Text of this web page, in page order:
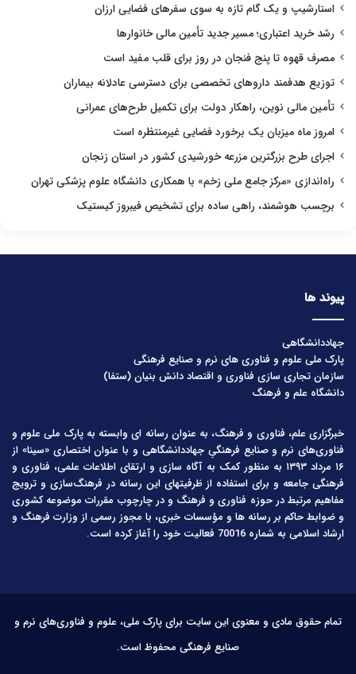
استارشیپ و یک گام تازه به سوی سفرهای فضایی ارزان
رشد خرید اعتباری؛ مسیر جدید تأمین مالی خانوارها
مصرف قهوه تا پنج فنجان در روز برای قلب مفید است
توزیع هدفمند داروهای تخصصی برای دسترسی عادلانه بیماران
تأمین مالی نوین، راهکار دولت برای تکمیل طرح‌های عمرانی
امروز ماه میزبان یک برخورد فضایی غیرمنتظره است
اجرای طرح بزرگترین مزرعه خورشیدی کشور در استان زنجان
راه‌اندازی «مرکز جامع ملی زخم» با همکاری دانشگاه علوم پزشکی تهران
برچسب هوشمند، راهی ساده برای تشخیص فیبروز کیستیک
پیوند ها
جهاددانشگاهی
پارک ملی علوم و فناوری های نرم و صنایع فرهنگی
سازمان تجاری سازی فناوری و اقتصاد دانش بنیان (ستفا)
دانشگاه علم و فرهنگ
خبرگزاری علم، فناوری و فرهنگ، به عنوان رسانه ای وابسته به پارک ملی علوم و
فناوری‌های نرم و صنایع فرهنگیِ جهاددانشگاهی و با عنوان اختصاری «سینا» از
۱۶ مرداد ۱۳۹۳ به منظور کمک به آگاه سازی و ارتقای اطلاعات علمی، فناوری و
فرهنگی جامعه و برای استفاده از ظرفیتهای این رسانه در فرهنگ‌سازی و ترویج
مفاهیم مرتبط در حوزه فناوری و فرهنگ و در چارچوب مقررات موضوعه کشوری
و ضوابط حاکم بر رسانه ها و مؤسسات خبری، با مجوز رسمی از وزارت فرهنگ و
ارشاد اسلامی به شماره 70016 فعالیت خود را آغاز کرده است.
تمام حقوق مادی و معنوی این سایت برای پارک ملی، علوم و فناوری‌های نرم و
صنایع فرهنگی محفوظ است.